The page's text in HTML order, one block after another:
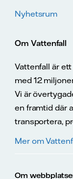
Nyhetsrum
Om Vattenfall
Vattenfall är
med 12
Vi är
en framtid där
transportera,
Mer om
Om